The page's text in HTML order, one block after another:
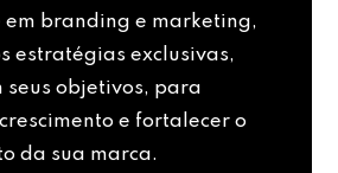
em branding e marketing,
estratégias exclusivas,
seus objetivos, para
e fortalecer o
da sua marca.